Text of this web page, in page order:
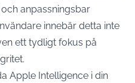
anpassningsbar
innebär detta inte
ett tydligt fokus på
Apple Intelligence i din